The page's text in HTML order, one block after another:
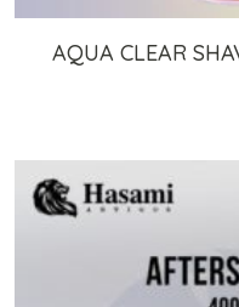
AQUA CLEAR